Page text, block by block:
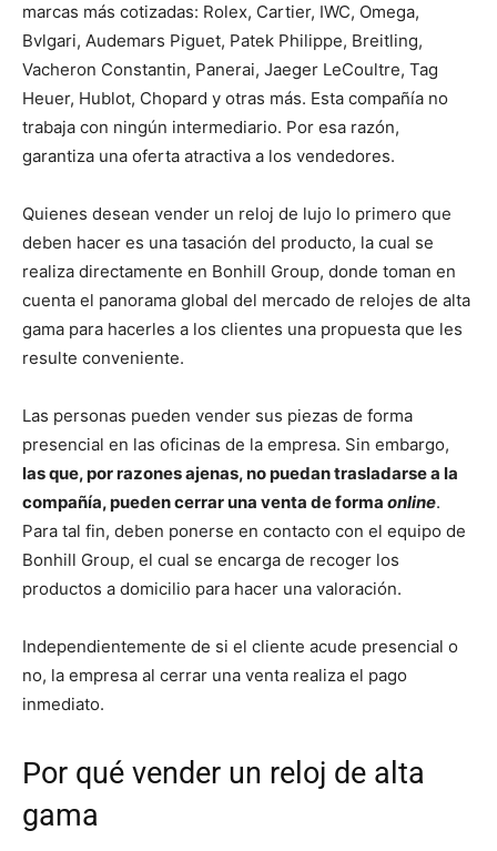
marcas más cotizadas: Rolex, Cartier, IWC, Omega,
Bvlgari, Audemars Piguet, Patek Philippe, Breitling,
Vacheron Constantin, Panerai, Jaeger LeCoultre, Tag
Heuer, Hublot, Chopard y otras más. Esta compañía no
trabaja con ningún intermediario. Por esa razón,
garantiza una oferta atractiva a los vendedores.
Quienes desean vender un reloj de lujo lo primero que
deben hacer es una tasación del producto, la cual se
realiza directamente en Bonhill Group, donde toman en
cuenta el panorama global del mercado de relojes de alta
gama para hacerles a los clientes una propuesta que les
resulte conveniente.
Las personas pueden vender sus piezas de forma
presencial en las oficinas de la empresa. Sin embargo,
las que, por razones ajenas, no puedan trasladarse a la
compañía, pueden cerrar una venta de forma online.
Para tal fin, deben ponerse en contacto con el equipo de
Bonhill Group, el cual se encarga de recoger los
productos a domicilio para hacer una valoración.
Independientemente de si el cliente acude presencial o
no, la empresa al cerrar una venta realiza el pago
inmediato.
Por qué vender un reloj de alta
gama